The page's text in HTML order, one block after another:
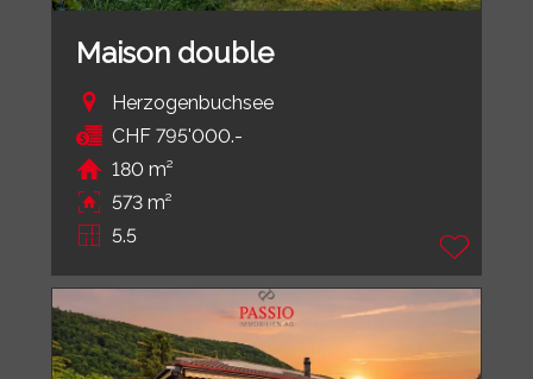
Maison double
Herzogenbuchsee
CHF 795'000.-
180 m²
573 m²
5.5